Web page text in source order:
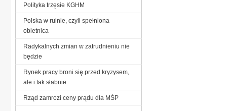
Polityka trzęsie KGHM
Polska w ruinie, czyli spełniona
obietnica
Radykalnych zmian w zatrudnieniu nie
będzie
Rynek pracy broni się przed kryzysem,
ale i tak słabnie
Rząd zamrozi ceny prądu dla MŚP